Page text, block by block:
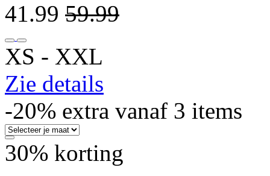
41.99 59.99
XS ‐ XXL
Zie details
-20% extra vanaf 3 items
30% korting